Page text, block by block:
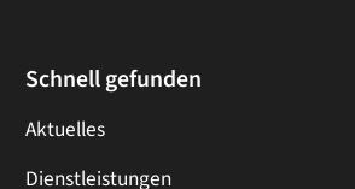
Schnell gefunden
Aktuelles
Dienstleistungen